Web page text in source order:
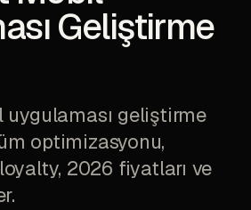
Geliştirme
geliştirme
optimizasyonu,
2026 fiyatları ve